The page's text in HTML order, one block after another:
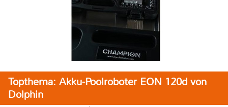
Topthema: Akku-Poolroboter EON 120d von
Dolphin